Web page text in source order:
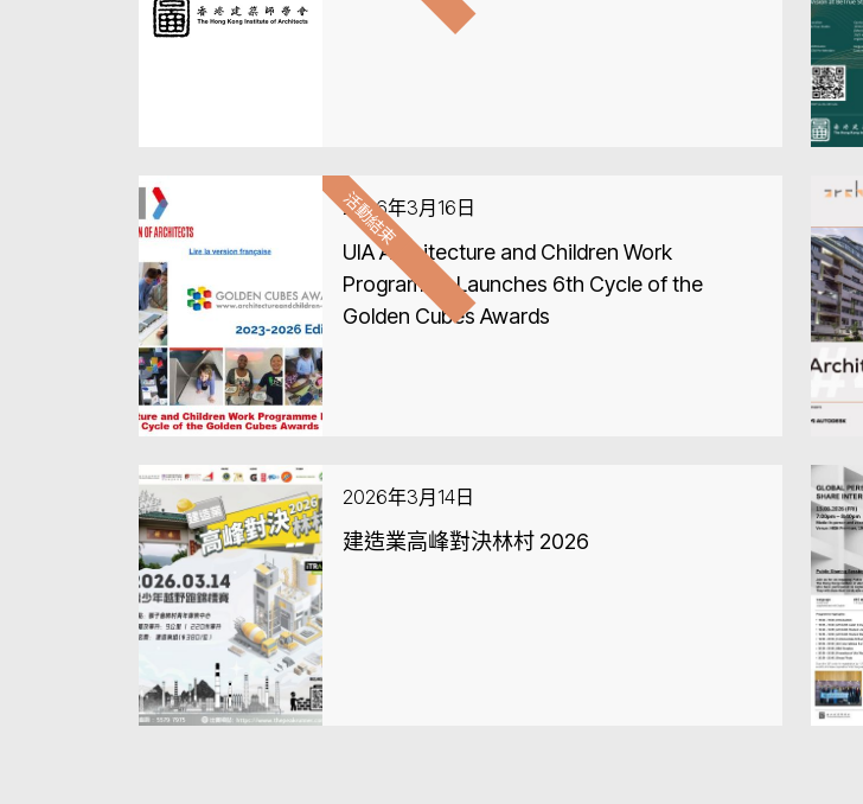
活動結束
2026年3月16日
UIA Architecture and Children Work
Programme Launches 6th Cycle of the
Golden Cubes Awards
2026年3月14日
建造業高峰對決林村 2026